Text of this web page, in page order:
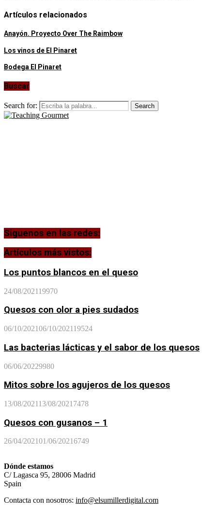
Artículos relacionados
Anayón. Proyecto Over The Raimbow
Los vinos de El Pinaret
Bodega El Pinaret
Buscar
Search for: Search
Siguenos en las redes:
Artículos más vistos:
Los puntos blancos en el queso
24/08/202119970
Quesos con olor a pies sudados
06/10/202106/10/202119524
Las bacterias lácticas y el sabor de los quesos
06/06/20229980
Mitos sobre los agujeros de los quesos
13/08/202113/08/2021 7478
Quesos con gusanos – 1
26/04/202101/06/20216749
Dónde estamos
C/ Lagasca 95, 28006 Madrid
Spain
Contacta con nosotros: info@elsumillerdigital.com